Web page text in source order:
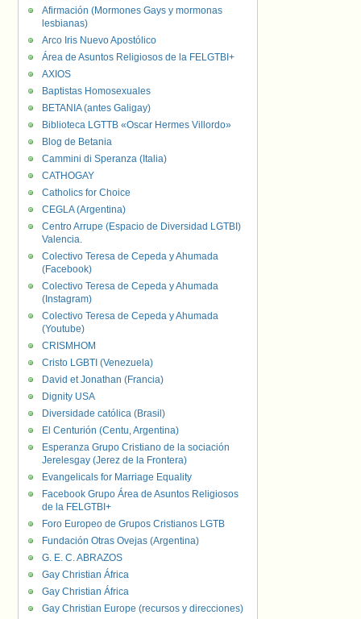
Afirmación (Mormones Gays y mormonas
lesbianas)
Arco Iris Nuevo Apostólico
Área de Asuntos Religiosos de la FELGTBI+
AXIOS
Baptistas Homosexuales
BETANIA (antes Galigay)
Biblioteca LGTTB «Oscar Hermes Villordo»
Blog de Betania
Cammini di Speranza (Italia)
CATHOGAY
Catholics for Choice
CEGLA (Argentina)
Centro Arrupe (Espacio de Diversidad LGTBI)
Valencia.
Colectivo Teresa de Cepeda y Ahumada
(Facebook)
Colectivo Teresa de Cepeda y Ahumada
(Instagram)
Colectivo Teresa de Cepeda y Ahumada
(Youtube)
CRISMHOM
Cristo LGBTI (Venezuela)
David et Jonathan (Francia)
Dignity USA
Diversidade católica (Brasil)
El Centurión (Centu, Argentina)
Esperanza Grupo Cristiano de la sociación
Jerelesgay (Jerez de la Frontera)
Evangelicals for Marriage Equality
Facebook Grupo Área de Asuntos Religiosos
de la FELGTBI+
Foro Europeo de Grupos Cristianos LGTB
Fundación Otras Ovejas (Argentina)
G. E. C. ABRAZOS
Gay Christian África
Gay Christian África
Gay Christian Europe (recursos y direcciones)